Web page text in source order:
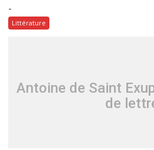
t
i
-
Littérature
Antoine de Saint
de